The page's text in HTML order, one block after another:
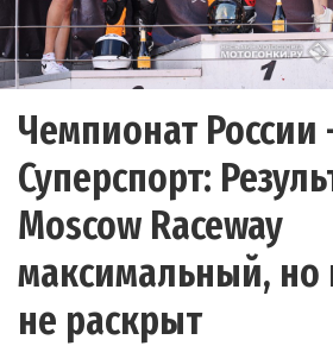
Чемпионат России
Суперспорт:
Moscow Raceway
максимальный, но
не раскрыт